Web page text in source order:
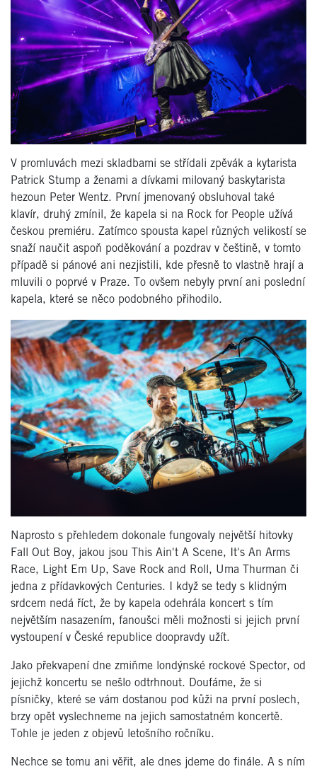
V promluvách mezi skladbami se střídali zpěvák a kytarista
Patrick Stump a ženami a dívkami milovaný baskytarista
hezoun Peter Wentz. První jmenovaný obsluhoval také
klavír, druhý zmínil, že kapela si na Rock for People užívá
českou premiéru. Zatímco spousta kapel různých velikostí se
snaží naučit aspoň poděkování a pozdrav v češtině, v tomto
případě si pánové ani nezjistili, kde přesně to vlastně hrají a
mluvili o poprvé v Praze. To ovšem nebyly první ani poslední
kapela, které se něco podobného přihodilo.
Naprosto s přehledem dokonale fungovaly největší hitovky
Fall Out Boy, jakou jsou This Ain't A Scene, It's An Arms
Race, Light Em Up, Save Rock and Roll, Uma Thurman či
jedna z přídavkových Centuries. I když se tedy s klidným
srdcem nedá říct, že by kapela odehrála koncert s tím
největším nasazením, fanoušci měli možnosti si jejich první
vystoupení v České republice doopravdy užít.
Jako překvapení dne zmiňme londýnské rockové Spector, od
jejichž koncertu se nešlo odtrhnout. Doufáme, že si
písničky, které se vám dostanou pod kůži na první poslech,
brzy opět vyslechneme na jejich samostatném koncertě.
Tohle je jeden z objevů letošního ročníku.
Nechce se tomu ani věřit, ale dnes jdeme do finále. A s ním